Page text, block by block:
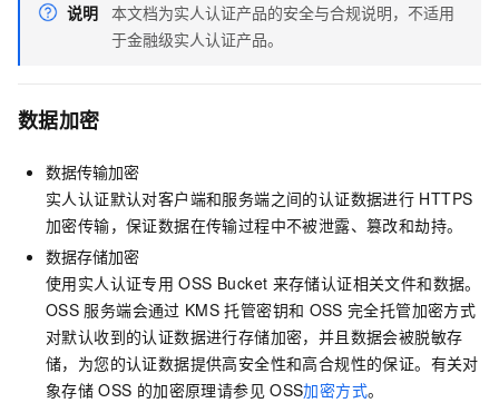
说明 本文档为实人认证产品的安全与合规说明，不适用
于金融级实人认证产品。
数据加密
数据传输加密
实人认证默认对客户端和服务端之间的认证数据进行 HTTPS
加密传输，保证数据在传输过程中不被泄露、篡改和劫持。
数据存储加密
使用实人认证专用 OSS Bucket 来存储认证相关文件和数据。
OSS 服务端会通过 KMS 托管密钥和 OSS 完全托管加密方式
对默认收到的认证数据进行存储加密，并且数据会被脱敏存
储，为您的认证数据提供高安全性和高合规性的保证。有关对
象存储 OSS 的加密原理请参见 OSS加密方式。